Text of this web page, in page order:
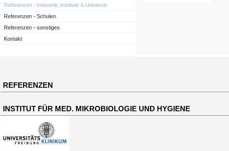
Referenzen - Industrie, Institute & Universit.
Referenzen - Schulen
Referenzen - sonstiges
Kontakt
REFERENZEN
INSTITUT FÜR MED. MIKROBIOLOGIE UND HYGIENE